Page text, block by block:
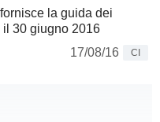
la guida dei
30 giugno 2016
17/08/16
CI